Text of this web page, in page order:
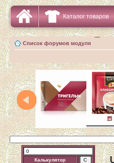
Каталог товаров
Список форумов модуля
Калькулятор